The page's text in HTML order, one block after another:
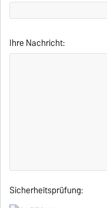
Ihre Nachricht:
Sicherheitsprüfung: